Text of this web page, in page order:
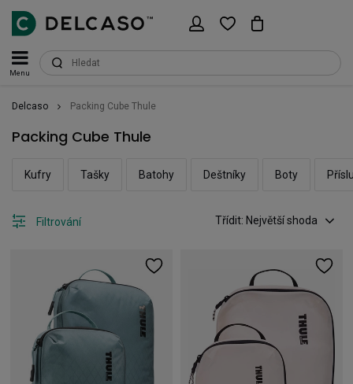
Menu
Delcaso Packing Cube Thule
Packing Cube Thule
Kufry Tašky Batohy Deštníky Boty
Třídit: Největší shoda
Filtrování